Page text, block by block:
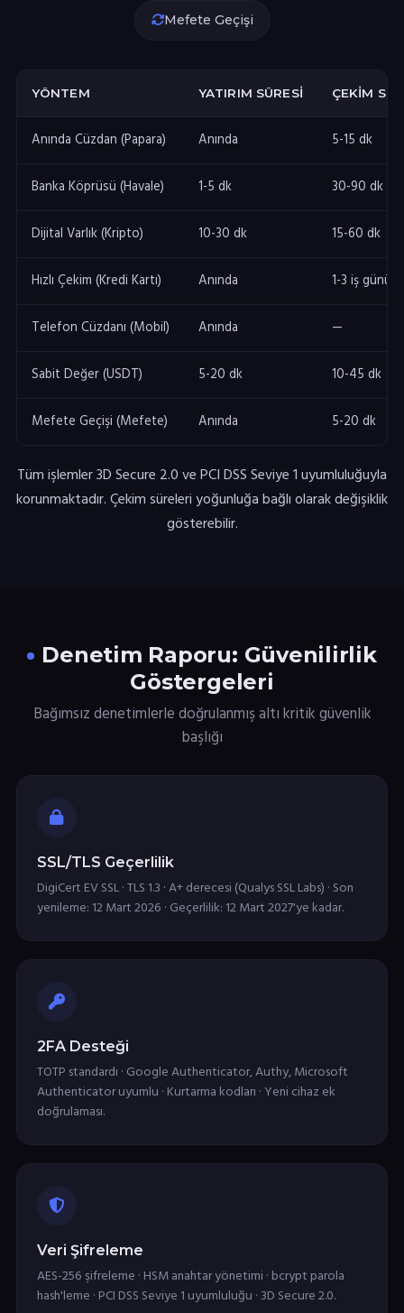
Mefete Geçişi
YÖNTEM YATIRIM SÜRESI ÇEKIM
Anında Cüzdan (Papara) Anında 5-15 dk
Banka Köprüsü (Havale) 1-5 dk 30-90 dk
Dijital Varlık (Kripto) 10-30 dk 15-60 dk
Hızlı Çekim (Kredi Kartı) Anında 1-3 iş günü
Telefon Cüzdanı (Mobil) Anında —
Sabit Değer (USDT) 5-20 dk 10-45 dk
Mefete Geçişi (Mefete) Anında 5-20 dk
Tüm işlemler 3D Secure 2.0 ve PCI DSS Seviye 1 uyumluluğuyla
korunmaktadır. Çekim süreleri yoğunluğa bağlı olarak değişiklik
gösterebilir.
Denetim Raporu: Güvenilirlik
Göstergeleri
Bağımsız denetimlerle doğrulanmış altı kritik güvenlik
başlığı
SSL/TLS Geçerlilik
DigiCert EV SSL · TLS 1.3 · A+ derecesi (Qualys SSL Labs) · Son
yenileme: 12 Mart 2026 · Geçerlilik: 12 Mart 2027'ye kadar.
2FA Desteği
TOTP standardı · Google Authenticator, Authy, Microsoft
Authenticator uyumlu · Kurtarma kodları · Yeni cihaz ek
doğrulaması.
Veri Şifreleme
AES-256 şifreleme · HSM anahtar yönetimi · bcrypt parola
hash'leme · PCI DSS Seviye 1 uyumluluğu · 3D Secure 2.0.